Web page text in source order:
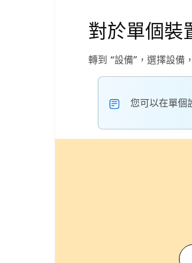
對於單個裝
轉到 “設備” ，選擇設備
您可以在單個